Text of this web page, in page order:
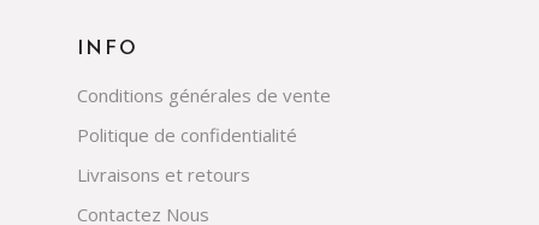
INFO
Conditions générales de vente
Politique de confidentialité
Livraisons et retours
Contactez Nous